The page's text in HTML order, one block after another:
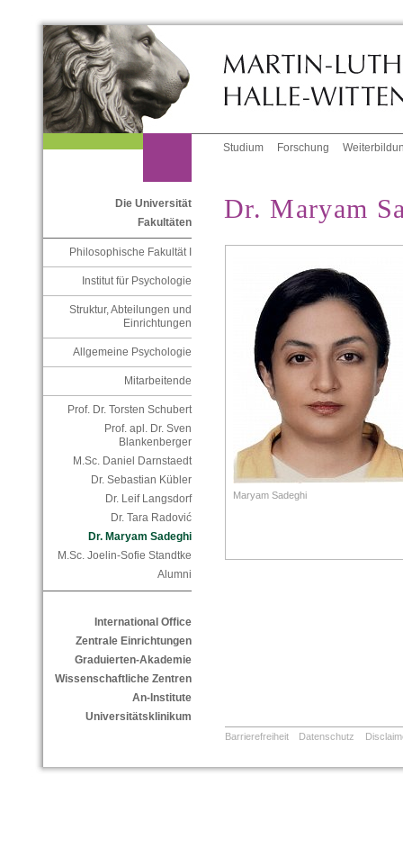
Studium Forschung
Die Universität
Fakultäten
Philosophische Fakultät I
Institut für Psychologie
Struktur, Abteilungen und
Einrichtungen
Allgemeine Psychologie
Mitarbeitende
Prof. Dr. Torsten Schubert
Prof. apl. Dr. Sven
Blankenberger
M.Sc. Daniel Darnstaedt
Dr. Sebastian Kübler
Dr. Leif Langsdorf
Dr. Tara Radović
Dr. Maryam Sadeghi
M.Sc. Joelin-Sofie Standtke
Alumni
International Office
Zentrale Einrichtungen
Graduierten-Akademie
Wissenschaftliche Zentren
An-Institute
Universitätsklinikum
Dr. Maryam
Maryam Sadeghi
Barrierefreiheit Datenschutz